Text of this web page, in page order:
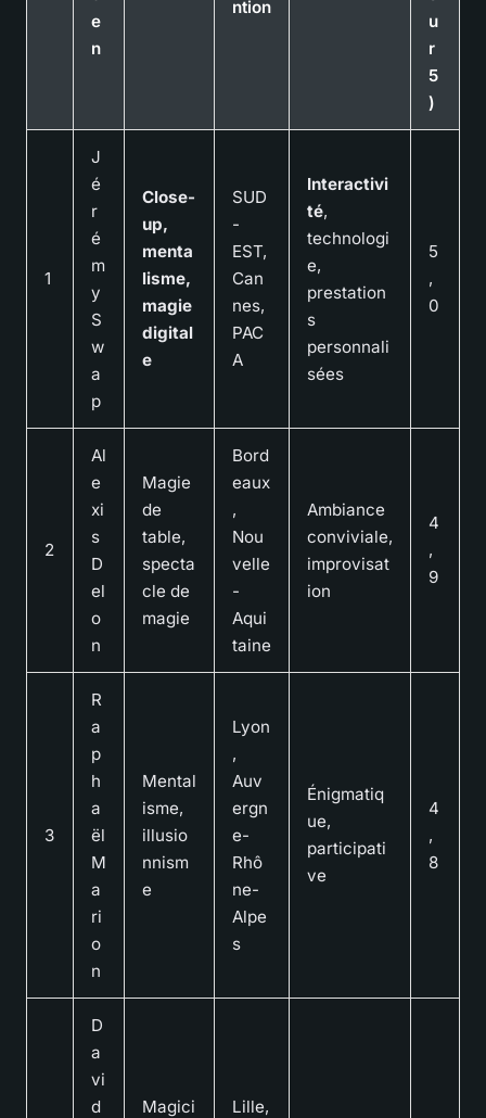
e
n
ntion
u
r
5
)
1
J
é
r
é
m
y
S
w
a
p
Close-
up,
menta
lisme,
magie
digital
e
SUD
-
EST,
Can
nes,
PAC
A
Interactivi
té,
technologi
e,
prestation
s
personnali
sées
5
,
0
2
Al
e
xi
s
D
el
o
n
Magie
de
table,
specta
cle de
magie
Bord
eaux
,
Nou
velle
-
Aqui
taine
Ambiance
conviviale,
improvisat
ion
4
,
9
3
R
a
p
h
a
ël
M
a
ri
o
n
Mental
isme,
illusio
nnism
e
Lyon
,
Auv
ergn
e-
Rhô
ne-
Alpe
s
Énigmatiq
ue,
participati
ve
4
,
8
D
a
vi
d
Magici
Lille,